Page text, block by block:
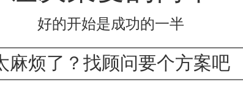
好的开始是成功的一半
麻烦了？找顾问要个方案吧